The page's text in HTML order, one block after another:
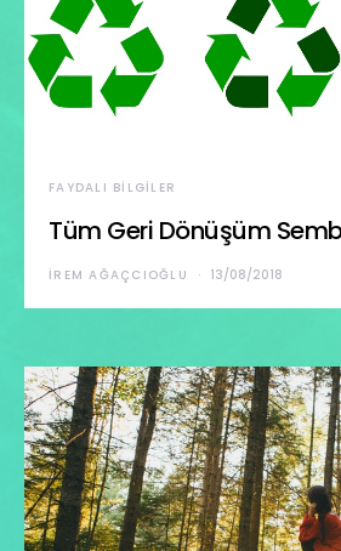
FAYDALI BILGILER
Tüm Geri Dönüşüm
İREM AĞAÇCIOĞLU 13/08/2018